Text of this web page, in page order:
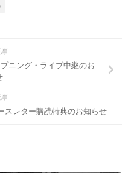
事
ニング・ライブ中継のお
事
スレター購読特典のお知らせ